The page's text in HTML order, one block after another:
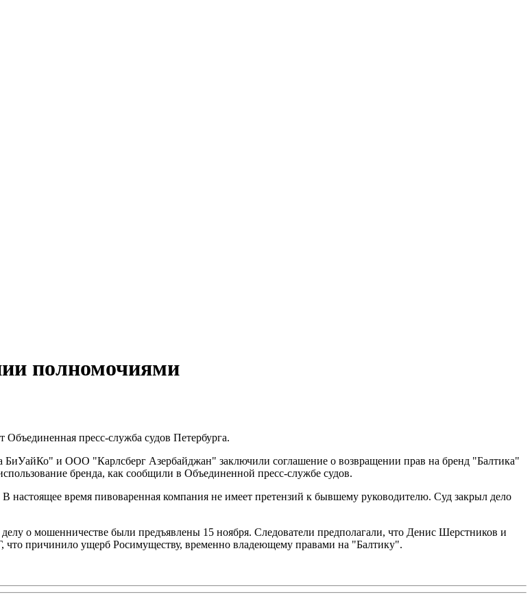
полномочиями
пресс-служба судов Петербурга.
и ООО "Карлсберг Азербайджан" заключили соглашение о возвращении прав на бренд "Балтика"
бренда, как сообщили в Объединенной пресс-службе судов.
настоящее время пивоваренная компания не имеет претензий к бывшему руководителю. Суд закрыл дело
о мошенничестве были предъявлены 15 ноября. Следователи предполагали, что Денис Шерстников и
причинило ущерб Росимуществу, временно владеющему правами на "Балтику".